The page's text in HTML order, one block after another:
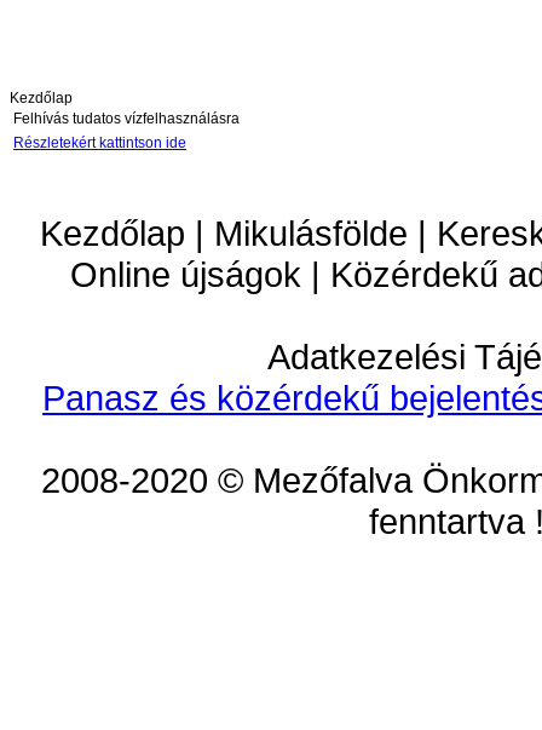
Kezdőlap
Felhívás tudatos vízfelhasználásra
Részletekért kattintson ide
Kezdőlap | Mikulásfölde |
Online újságok | Közérdekű
Adatkezelési
Panasz és közérdekű
2008-2020 © Mezőfalva
fenntartva